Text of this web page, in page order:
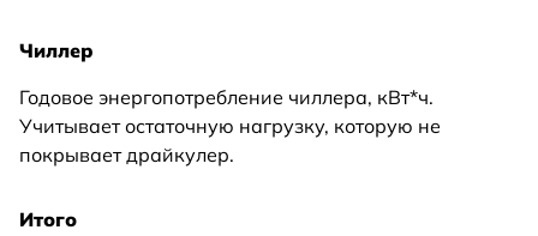
Чиллер
Годовое энергопотребление чиллера, кВт*ч.
Учитывает остаточную нагрузку, которую не
покрывает драйкулер.
Итого